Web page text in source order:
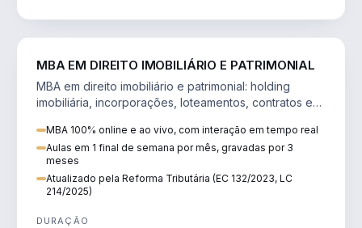
MBA EM DIREITO IMOBILIÁRIO E PATRIMONIAL
MBA em direito imobiliário e patrimonial: holding
imobiliária, incorporações, loteamentos, contratos e
MBA 100% online e ao vivo, com interação em tempo real
Aulas em 1 final de semana por mês, gravadas por 3
meses
Atualizado pela Reforma Tributária (EC 132/2023, LC
214/2025)
DURAÇÃO